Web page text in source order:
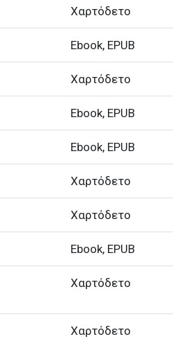
Χαρτόδετο
Ebook, EPUB
Χαρτόδετο
Ebook, EPUB
Ebook, EPUB
Χαρτόδετο
Χαρτόδετο
Ebook, EPUB
Χαρτόδετο
Χαρτόδετο